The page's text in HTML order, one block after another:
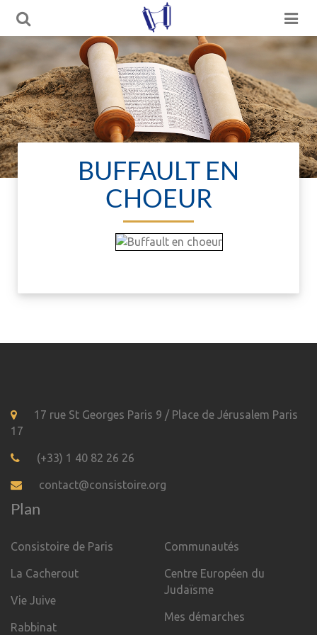
BUFFAULT EN
CHOEUR
17 rue St Georges Paris 9 / Place de Jérusalem Paris
17
(+33) 1 40 82 26 26
contact@consistoire.org
Plan
Consistoire de Paris
La Cacherout
Vie Juive
Rabbinat
Communautés
Centre Européen du
Judaïsme
Mes démarches